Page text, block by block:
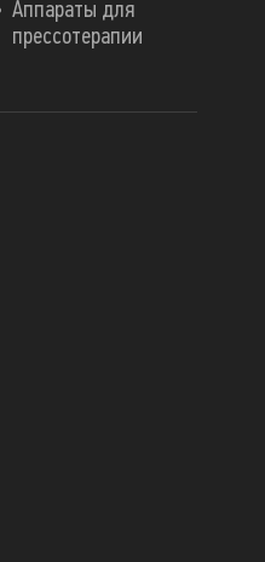
Аппараты для
прессотерапии